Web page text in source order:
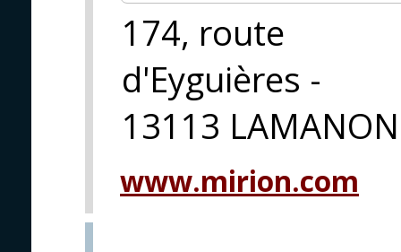
174, route
d'Eyguières -
13113 LAMANON
www.mirion.com